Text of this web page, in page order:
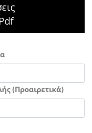
(Προαιρετικά)